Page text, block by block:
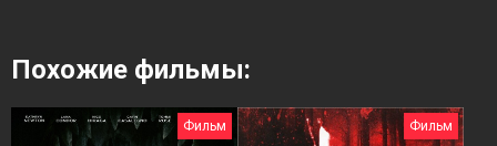
Похожие фильмы:
Фильм Фильм